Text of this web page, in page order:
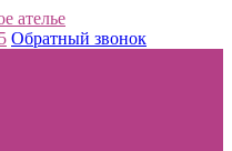
ателье
Обратный звонок